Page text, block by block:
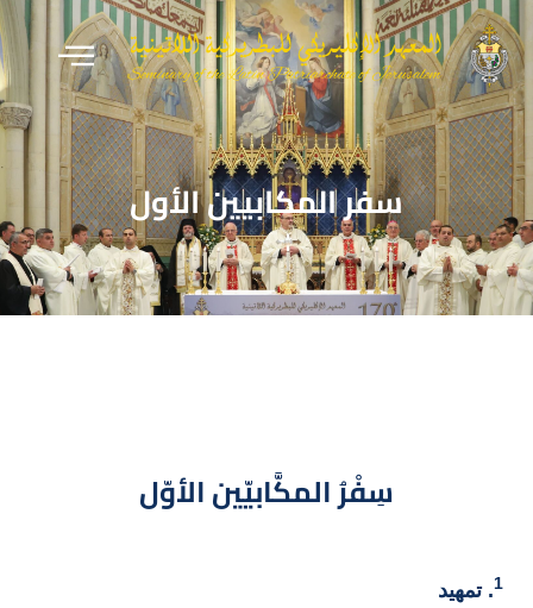
سفر المكابيين الأول
سِفْرُ المكَّابيّين الأوّل
1. تمهيد